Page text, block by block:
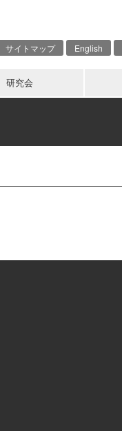
サイトマップ
English
研究会